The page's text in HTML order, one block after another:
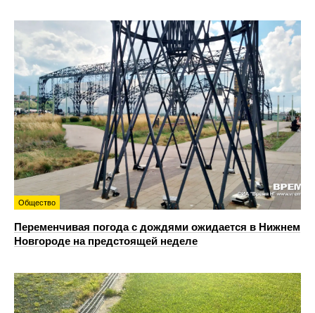
Общество
Переменчивая погода с дождями ожидается в Нижнем
Новгороде на предстоящей неделе